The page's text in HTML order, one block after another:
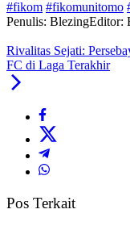
#fikom #fikomunitomo
Penulis: BlezingEditor:
Rivalitas Sejati:
FC di Laga Terakhir
Pos Terkait